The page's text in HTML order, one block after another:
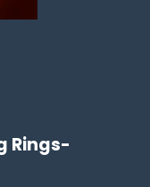
Rings-